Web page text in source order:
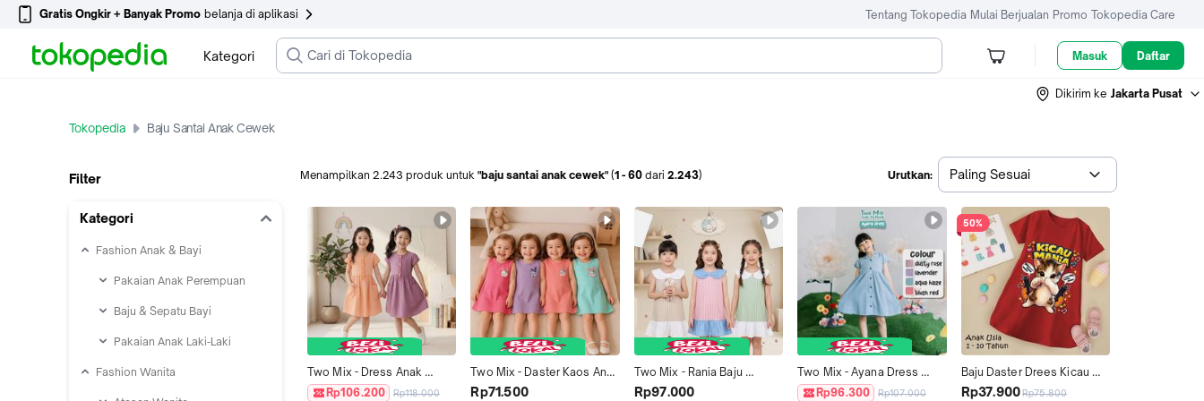
Gratis Ongkir + Banyak Promo belanja di aplikasi Tentang Tokopedia Mulai Berjualan Promo Tokopedia Care
Kategori Masuk Daftar
Dikirim ke Jakarta Pusat
Tokopedia Baju Santai Anak Cewek
Filter
Kategori
Fashion Anak & Bayi
Pakaian Anak Perempuan
Baju & Sepatu Bayi
Pakaian Anak Laki-Laki
Fashion Wanita
Menampilkan 2.243 produk untuk "baju santai anak cewek" (1 -60 dari 2.243) Urutkan: Paling Sesuai
Two Mix - Dress Anak
Santai Perempuan - Baju
Rp106.200 Rp118.000
Two Mix - Daster Kaos Anak
Perempuan - Baju Dress
Rp71.500
Two Mix - Rania Baju
Cewek Dress Anak
Rp97.000
Two Mix - Ayana Dress
Anak Perempuan Casual
Rp96.300 Rp107.000
50%
Baju Daster Drees Kicau
Mania Anak Perempuan
Rp37.900Rp75.800